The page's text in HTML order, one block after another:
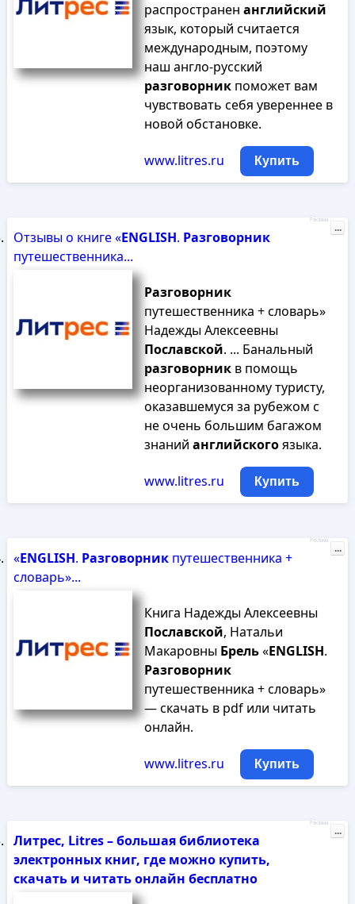
распространен английский
язык, который считается
международным, поэтому
наш англо-русский
разговорникпоможет вам
чувствовать себя увереннее в
новой обстановке.
www.litres.ru Купить
Отзывы о книге «ENGLISH. Разговорник
путешественника...
Разговорник
путешественника + словарь»
Надежды Алексеевны
Пославской. ... Банальный
разговорникв помощь
неорганизованному туристу,
оказавшемуся за рубежом с
не очень большим багажом
знаний английскогоязыка.
www.litres.ru Купить
Реклама
...
«ENGLISH. Разговорникпутешественника +
словарь»...
Книга Надежды Алексеевны
Пославской, Натальи
Макаровны Брель«ENGLISH.
Разговорник
путешественника + словарь»
— скачать в pdf или читать
онлайн.
www.litres.ru Купить
Реклама
...
Литрес, Litres – большая библиотека
электронных книг, где можно купить,
скачать и читать онлайн бесплатно
Реклама
...